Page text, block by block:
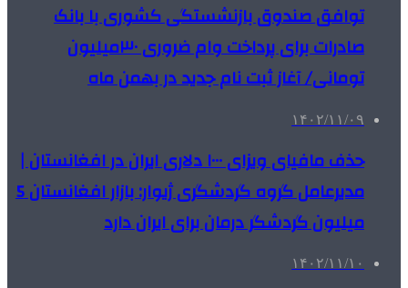
توافق صندوق بازنشستگی کشوری با بانک
صادرات برای پرداخت وام ضروری ۳۰میلیون
تومانی/ آغاز ثبت نام جدید در بهمن ماه
۱۴۰۲/۱۱/۰۹
حذف مافیای ویزای ۱۰۰۰ دلاری ایران در افغانستان |
مدیرعامل گروه گردشگری ژیوار: بازار افغانستان 5
میلیون گردشگر درمان برای ایران دارد
۱۴۰۲/۱۱/۱۰